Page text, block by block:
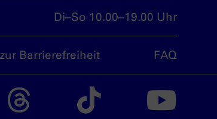
Di–So 10.00–19.00 Uhr
Barrierefreiheit FAQ
München
nsdoku
Das nsdoku
Das